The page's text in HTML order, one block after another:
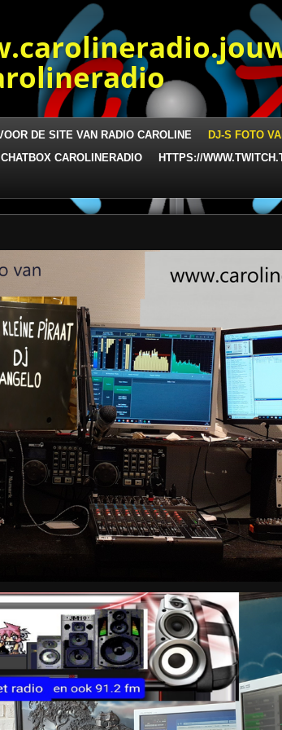
DE SITE VAN RADIO CAROLINE
DJ-S FOTO
CHATBOX CAROLINERADIO
HTTPS://